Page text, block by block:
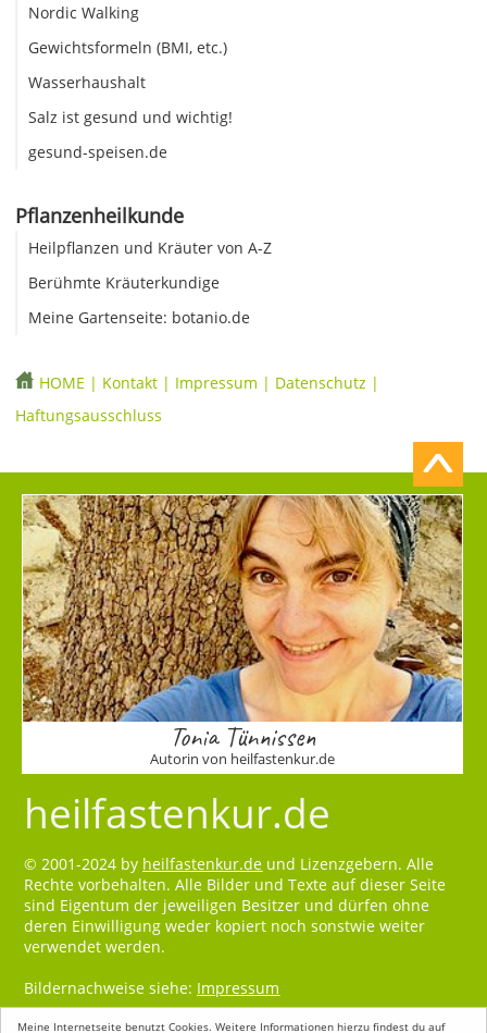
Meine Internetseite benutzt Cookies. Weitere Informationen hierzu findest du auf
Nordic Walking
Gewichtsformeln (BMI, etc.)
Wasserhaushalt
Salz ist gesund und wichtig!
gesund-speisen.de
Pflanzenheilkunde
Heilpflanzen und Kräuter von A-Z
Berühmte Kräuterkundige
Meine Gartenseite: botanio.de
HOME | Kontakt | Impressum | Datenschutz |
Haftungsausschluss
Tonia Tünnissen
Autorin von heilfastenkur.de
heilfastenkur.de
© 2001-2024 by heilfastenkur.de und Lizenzgebern. Alle
Rechte vorbehalten. Alle Bilder und Texte auf dieser Seite
sind Eigentum der jeweiligen Besitzer und dürfen ohne
deren Einwilligung weder kopiert noch sonstwie weiter
verwendet werden.
Bildernachweise siehe: Impressum